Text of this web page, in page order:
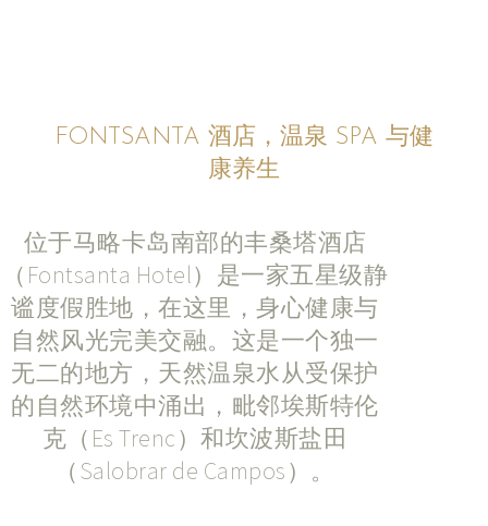
FONTSANTA 酒店，温泉 SPA 与健
康养生
位于马略卡岛南部的丰桑塔酒店
（Fontsanta Hotel）是一家五星级静
谧度假胜地，在这里，身心健康与
自然风光完美交融。这是一个独一
无二的地方，天然温泉水从受保护
的自然环境中涌出，毗邻埃斯特伦
克（Es Trenc）和坎波斯盐田
（Salobrar de Campos）。